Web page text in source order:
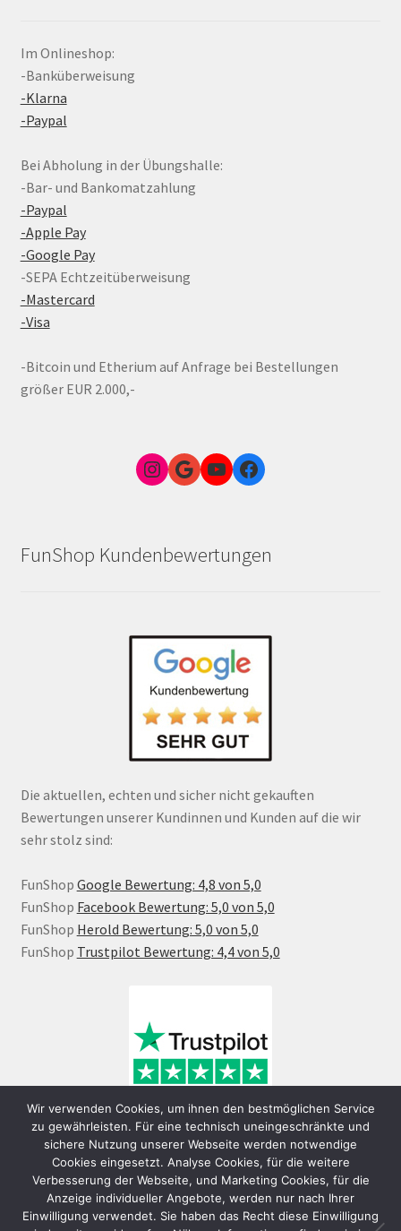
Im Onlineshop:
-Banküberweisung
-Klarna
-Paypal
Bei Abholung in der Übungshalle:
-Bar- und Bankomatzahlung
-Paypal
-Apple Pay
-Google Pay
-SEPA Echtzeitüberweisung
-Mastercard
-Visa
-Bitcoin und Etherium auf Anfrage bei Bestellungen
größer EUR 2.000,-
Instagram
Google Link zum FunShop WienYouTubeFacebook
FunShop Kundenbewertungen
Die aktuellen, echten und sicher nicht gekauften
Bewertungen unserer Kundinnen und Kunden auf die wir
sehr stolz sind:
FunShop Google Bewertung: 4,8 von 5,0
FunShop Facebook Bewertung: 5,0 von 5,0
FunShop Herold Bewertung: 5,0 von 5,0
FunShop Trustpilot Bewertung: 4,4 von 5,0
Wir verwenden Cookies, um ihnen den bestmöglichen Service
zu gewährleisten. Für eine technisch uneingeschränkte und
sichere Nutzung unserer Webseite werden notwendige
Cookies eingesetzt. Analyse Cookies, für die weitere
Verbesserung der Webseite, und Marketing Cookies, für die
Anzeige individueller Angebote, werden nur nach Ihrer
Einwilligung verwendet. Sie haben das Recht diese Einwilligung